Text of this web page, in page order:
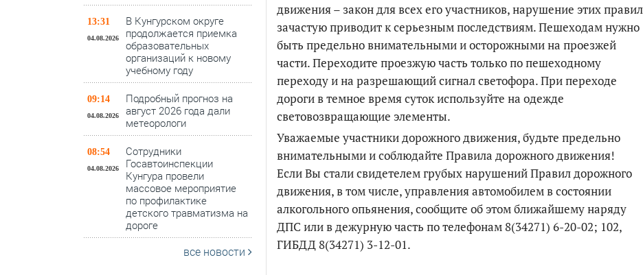
13:31
04.08.2026
В Кунгурском округе
продолжается приемка
образовательных
организаций к новому
учебному году
09:14
04.08.2026
Подробный прогноз на
август 2026 года дали
метеорологи
08:54
04.08.2026
Сотрудники
Госавтоинспекции
Кунгура провели
массовое мероприятие
по профилактике
детского травматизма на
дороге
все новости
движения – закон для всех его участников, нарушение этих правил
зачастую приводит к серьезным последствиям. Пешеходам нужно
быть предельно внимательными и осторожными на проезжей
части. Переходите проезжую часть только по пешеходному
переходу и на разрешающий сигнал светофора. При переходе
дороги в темное время суток используйте на одежде
световозвращающие элементы.
Уважаемые участники дорожного движения, будьте предельно
внимательными и соблюдайте Правила дорожного движения!
Если Вы стали свидетелем грубых нарушений Правил дорожного
движения, в том числе, управления автомобилем в состоянии
алкогольного опьянения, сообщите об этом ближайшему наряду
ДПС или в дежурную часть по телефонам 8(34271) 6-20-02; 102,
ГИБДД 8(34271) 3-12-01.